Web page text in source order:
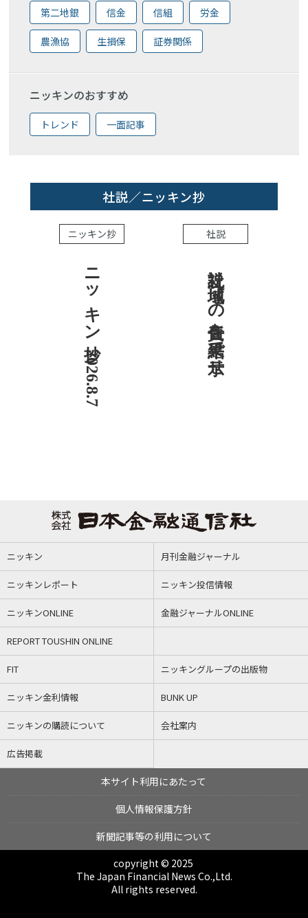
第二地銀 信金 信組 労金
農漁協 生損保 証券関係
ニッキンのおすすめ
トレンド 一面記事
社説／ニッキン抄
ニッキン抄
ニッキン抄 2026.8.7
社説
社説 地域への責任を結果で示せ
ニッキン 月刊金融ジャーナル
ニッキンレポート ニッキン投信情報
ニッキンONLINE 金融ジャーナルONLINE
REPORT TOUSHIN ONLINE
FIT ニッキングループの出版物
ニッキン金利情報 BUNK UP
ニッキンの購読について 会社案内
広告掲載
本サイト利用にあたって
個人情報保護方針
新聞記事等の利用について
copyright © 2025
The Japan Financial News Co.,Ltd.
All rights reserved.